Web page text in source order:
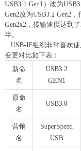
USB3.1 Gen1）改为
Gen2改为USB3.2 Gen2
Gen2x2，传输速度达到
半。
USB-IF组织非常喜欢
变更对比如下表：
新命
名
USB3.2
GEN1
原命
名
USB3.0
营销
名
SuperSpeed
USB